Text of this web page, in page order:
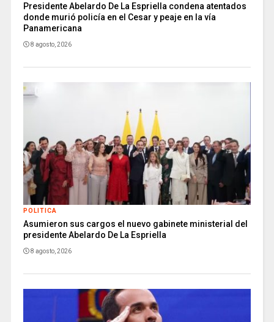
Presidente Abelardo De La Espriella condena atentados
donde murió policía en el Cesar y peaje en la vía
Panamericana
8 agosto, 2026
POLITICA
Asumieron sus cargos el nuevo gabinete ministerial del
presidente Abelardo De La Espriella
8 agosto, 2026